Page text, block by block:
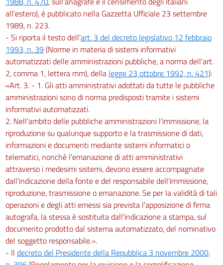
all'estero), è pubblicato nella Gazzetta Ufficiale 23 settembre
1989, n. 223.
- Si riporta il testo dell'art. 3 del decreto legislativo 12 febbraio
1993, n. 39 (Norme in materia di sistemi informativi
automatizzati delle amministrazioni pubbliche, a norma dell'art.
2, comma 1, lettera mm), della legge 23 ottobre 1992, n. 421):
«Art. 3. - 1. Gli atti amministrativi adottati da tutte le pubbliche
amministrazioni sono di norma predisposti tramite i sistemi
informativi automatizzati.
2. Nell'ambito delle pubbliche amministrazioni l'immissione, la
riproduzione su qualunque supporto e la trasmissione di dati,
informazioni e documenti mediante sistemi informatici o
telematici, nonché l'emanazione di atti amministrativi
attraverso i medesimi sistemi, devono essere accompagnate
dall'indicazione della fonte e del responsabile dell'immissione,
riproduzione, trasmissione o emanazione. Se per la validità di tali
operazioni e degli atti emessi sia prevista l'apposizione di firma
autografa, la stessa è sostituita dall'indicazione a stampa, sul
documento prodotto dal sistema automatizzato, del nominativo
del soggetto responsabile.».
- Il decreto del Presidente della Repubblica 3 novembre 2000,